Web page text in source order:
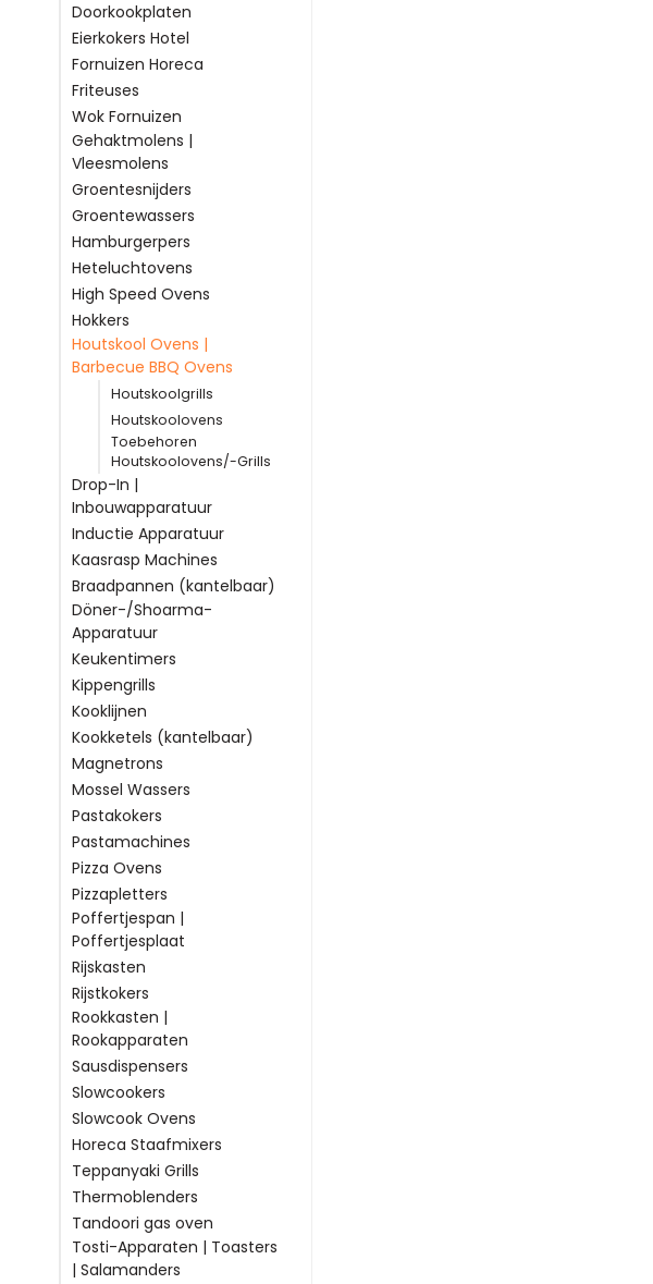
Doorkookplaten
Eierkokers Hotel
Fornuizen Horeca
Friteuses
Wok Fornuizen
Gehaktmolens |
Vleesmolens
Groentesnijders
Groentewassers
Hamburgerpers
Heteluchtovens
High Speed Ovens
Hokkers
Houtskool Ovens |
Barbecue BBQ Ovens
Houtskoolgrills
Houtskoolovens
Toebehoren
Houtskoolovens/-Grills
Drop-In |
Inbouwapparatuur
Inductie Apparatuur
Kaasrasp Machines
Braadpannen (kantelbaar)
Döner-/Shoarma-
Apparatuur
Keukentimers
Kippengrills
Kooklijnen
Kookketels (kantelbaar)
Magnetrons
Mossel Wassers
Pastakokers
Pastamachines
Pizza Ovens
Pizzapletters
Poffertjespan |
Poffertjesplaat
Rijskasten
Rijstkokers
Rookkasten |
Rookapparaten
Sausdispensers
Slowcookers
Slowcook Ovens
Horeca Staafmixers
Teppanyaki Grills
Thermoblenders
Tandoori gas oven
Tosti-Apparaten | Toasters
| Salamanders